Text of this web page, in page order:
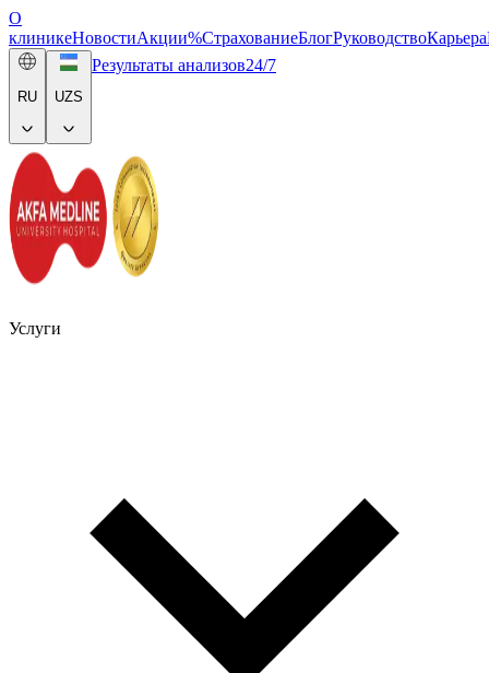
О
клиникеНовостиАкции%СтрахованиеБлогРуководствоКарьера
RU UZS
Результаты анализов24/7
Услуги